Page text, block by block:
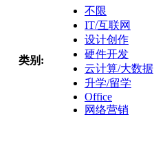
类别:
不限
IT/互联网
设计创作
硬件开发
云计算/大数据
升学/留学
Office
网络营销